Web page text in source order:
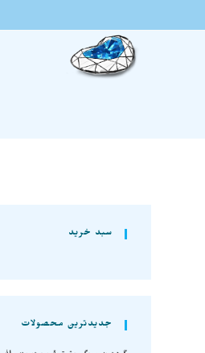
سبد خرید
جدیدترین محصولات